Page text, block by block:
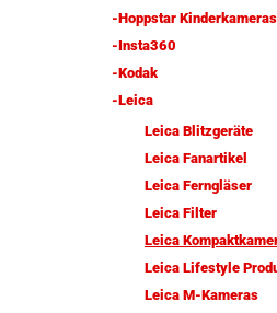
-Hoppstar Kinderkameras
-Insta360
-Kodak
-Leica
Leica Blitzgeräte
Leica Fanartikel
Leica Ferngläser
Leica Filter
Leica
Leica Lifestyle
Leica M-Kameras